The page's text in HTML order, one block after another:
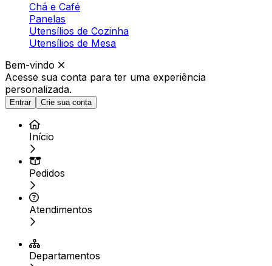
Chá e Café
Panelas
Utensílios de Cozinha
Utensílios de Mesa
Bem-vindo
Acesse sua conta para ter uma experiência
personalizada.
Entrar Crie sua conta
Início
Pedidos
Atendimentos
Departamentos